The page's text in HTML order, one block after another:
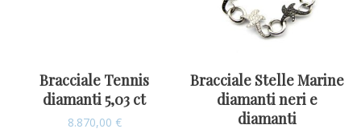
Bracciale Tennis
diamanti 5,03 ct
8.870,00 €
Bracciale Stelle Marine
diamanti neri e
diamanti